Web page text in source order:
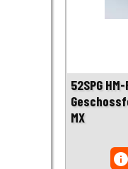
52SPG
MX